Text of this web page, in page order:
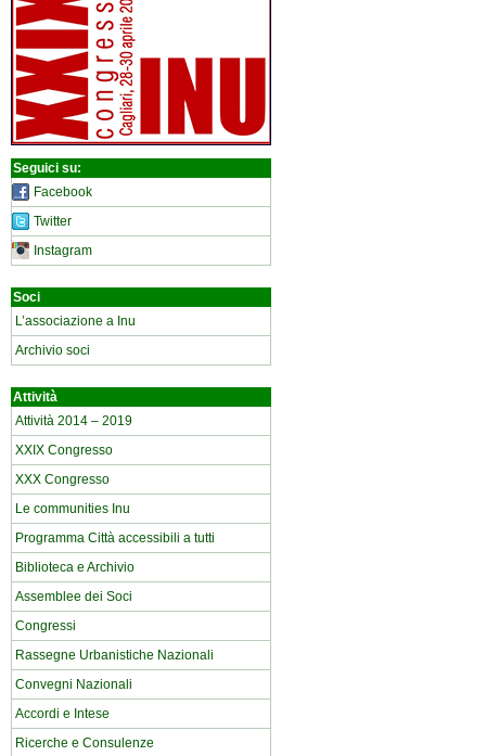
Seguici su:
Facebook
Twitter
Instagram
Soci
L’associazione a Inu
Archivio soci
Attività
Attività 2014 – 2019
XXIX Congresso
XXX Congresso
Le communities Inu
Programma Città accessibili a tutti
Biblioteca e Archivio
Assemblee dei Soci
Congressi
Rassegne Urbanistiche Nazionali
Convegni Nazionali
Accordi e Intese
Ricerche e Consulenze